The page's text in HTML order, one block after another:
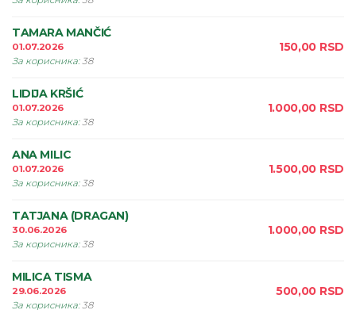
TAMARA MANČIĆ
01.07.2026
За корисника:38
150,00 RSD
LIDIJA KRŠIĆ
01.07.2026
За корисника:38
1.000,00 RSD
ANA MILIC
01.07.2026
За корисника:38
1.500,00 RSD
TATJANA (DRAGAN)
30.06.2026
За корисника:38
1.000,00 RSD
MILICA TISMA
29.06.2026
За корисника:38
500,00 RSD